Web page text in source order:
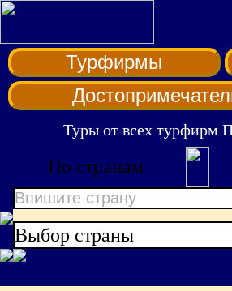
Турфирмы
Туры от всех турфирм
По странам
Впишите страну
Выбор страны